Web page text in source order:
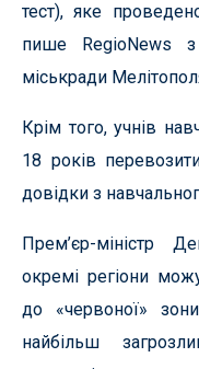
тест), яке
пише RegioNews
міськради
Крім того, учнів
18 років
довідки з
Прем’єр-міністр
окремі регіони
до «червоної»
найбільш